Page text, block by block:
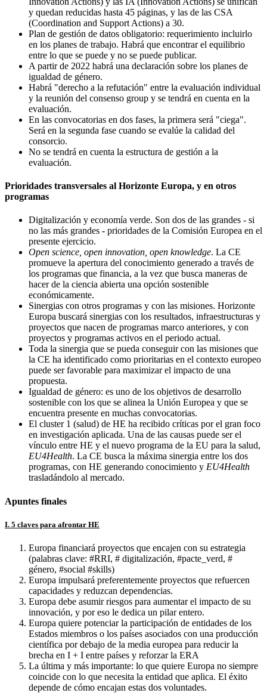
y quedan reducidas hasta 45 páginas, y las de las CSA
(Coordination and Support Actions) a 30.
Plan de gestión de datos obligatorio: requerimiento incluirlo
en los planes de trabajo. Habrá que encontrar el equilibrio
entre lo que se puede y no se puede publicar.
A partir de 2022 habrá una declaración sobre los planes de
igualdad de género.
Habrá "derecho a la refutación" entre la evaluación individual
y la reunión del consenso group y se tendrá en cuenta en la
evaluación.
En las convocatorias en dos fases, la primera será "ciega".
Será en la segunda fase cuando se evalúe la calidad del
consorcio.
No se tendrá en cuenta la estructura de gestión a la
evaluación.
Prioridades transversales al Horizonte Europa, y en otros
programas
Digitalización y economía verde. Son dos de las grandes - si
no las más grandes - prioridades de la Comisión Europea en el
presente ejercicio.
Open science, open innovation, open knowledge. La CE
promueve la apertura del conocimiento generado a través de
los programas que financia, a la vez que busca maneras de
hacer de la ciencia abierta una opción sostenible
económicamente.
Sinergias con otros programas y con las misiones. Horizonte
Europa buscará sinergias con los resultados, infraestructuras y
proyectos que nacen de programas marco anteriores, y con
proyectos y programas activos en el periodo actual.
Toda la sinergia que se pueda conseguir con las misiones que
la CE ha identificado como prioritarias en el contexto europeo
puede ser favorable para maximizar el impacto de una
propuesta.
Igualdad de género: es uno de los objetivos de desarrollo
sostenible con los que se alinea la Unión Europea y que se
encuentra presente en muchas convocatorias.
El cluster 1 (salud) de HE ha recibido críticas por el gran foco
en investigación aplicada. Una de las causas puede ser el
vínculo entre HE y el nuevo programa de la EU para la salud,
EU4Health. La CE busca la máxima sinergia entre los dos
programas, con HE generando conocimiento y EU4Health
trasladándolo al mercado.
Apuntes finales
I. 5 claves para afrontar HE
Europa financiará proyectos que encajen con su estrategia
(palabras clave: #RRI, # digitalización, #pacte_verd, #
género, #social #skills)
Europa impulsará preferentemente proyectos que refuercen
capacidades y reduzcan dependencias.
Europa debe asumir riesgos para aumentar el impacto de su
innovación, y por eso le dedica un pilar entero.
Europa quiere potenciar la participación de entidades de los
Estados miembros o los países asociados con una producción
científica por debajo de la media europea para reducir la
brecha en I + I entre países y reforzar la ERA
La última y más importante: lo que quiere Europa no siempre
coincide con lo que necesita la entidad que aplica. El éxito
depende de cómo encajan estas dos voluntades.